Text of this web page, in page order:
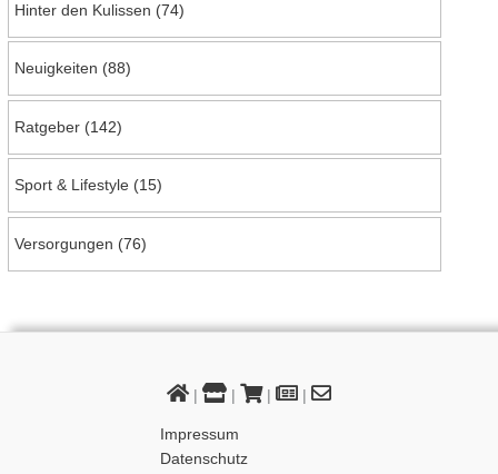
Hinter den Kulissen (74)
Neuigkeiten (88)
Ratgeber (142)
Sport & Lifestyle (15)
Versorgungen (76)
|
Impressum
Datenschutz